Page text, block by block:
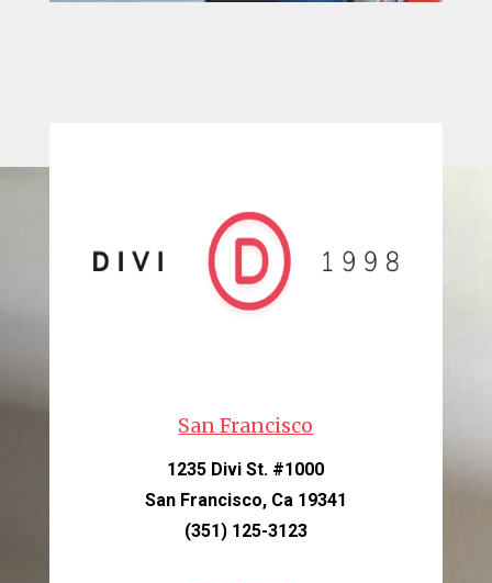
San Francisco
1235 Divi St. #1000
San Francisco, Ca 19341
(351) 125-3123